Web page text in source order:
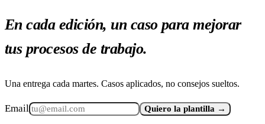
En cada edición, un caso para mejorar
tus procesos de trabajo.
Una entrega cada martes. Casos aplicados, no consejos sueltos.
Email Quiero la plantilla →